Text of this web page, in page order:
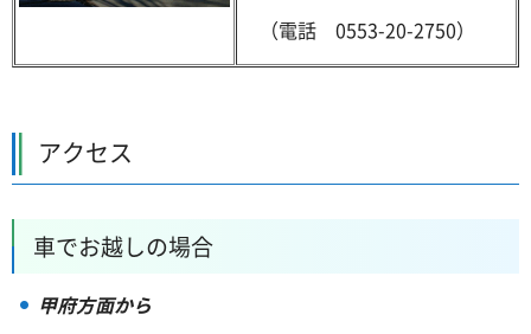
（電話 0553-20-2750）
アクセス
車でお越しの場合
甲府方面から